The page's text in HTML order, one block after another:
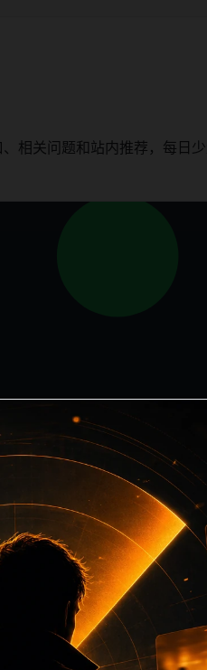
相关问题和站内推荐，每日少
间内理解页面主题、入口路径
现高度重复。从搜索体验看
、同类推荐、热门推荐、上